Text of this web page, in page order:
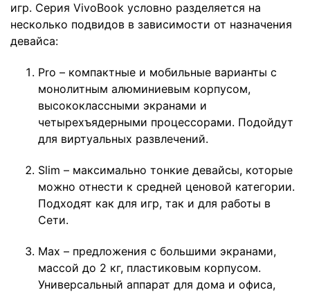
игр. Серия VivoBook условно разделяется на
несколько подвидов в зависимости от назначения
девайса:
Pro – компактные и мобильные варианты с
монолитным алюминиевым корпусом,
высококлассными экранами и
четырехъядерными процессорами. Подойдут
для виртуальных развлечений.
Slim – максимально тонкие девайсы, которые
можно отнести к средней ценовой категории.
Подходят как для игр, так и для работы в
Сети.
Max – предложения с большими экранами,
массой до 2 кг, пластиковым корпусом.
Универсальный аппарат для дома и офиса,